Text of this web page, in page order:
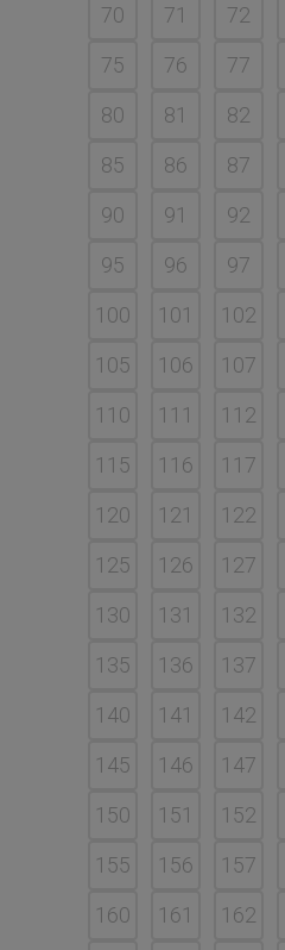
70
71 72
75
76 77
80
81 82
85
86 87
90
91 92
95
96 97
100
101 102
105
106 107
110
111 112
115
116 117
120
121 122
125
126 127
130
131 132
135
136 137
140
141 142
145
146 147
150
151 152
155
156 157
160
161 162